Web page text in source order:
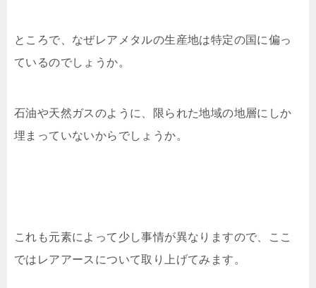
ところで、なぜレアメタルの生産地は特定の国に偏っ
ているのでしょうか。
石油や天然ガスのように、限られた地域の地層にしか
埋まっていないからでしょうか。
これも元素によって少し事情が異なりますので、ここ
ではレアアースについて取り上げてみます。